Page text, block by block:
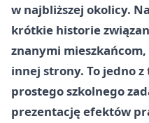
w najbliższej okolicy.
krótkie historie
znanymi
innej strony. To jedno
prostego szkolnego
prezentację efektów